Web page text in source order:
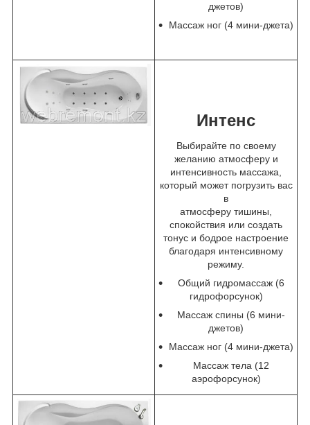
джетов)
Массаж ног (4 мини-джета)
Интенс
Выбирайте по своему
желанию атмосферу и
интенсивность массажа,
который может погрузить вас
в
атмосферу тишины,
спокойствия или создать
тонус и бодрое настроение
благодаря интенсивному
режиму.
Общий гидромассаж (6
гидрофорсунок)
Массаж спины (6 мини-
джетов)
Массаж ног (4 мини-джета)
Массаж тела (12
аэрофорсунок)